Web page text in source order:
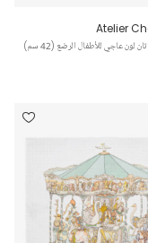
Atelier
لون عاجي للأطفال الرضع (42 سم)